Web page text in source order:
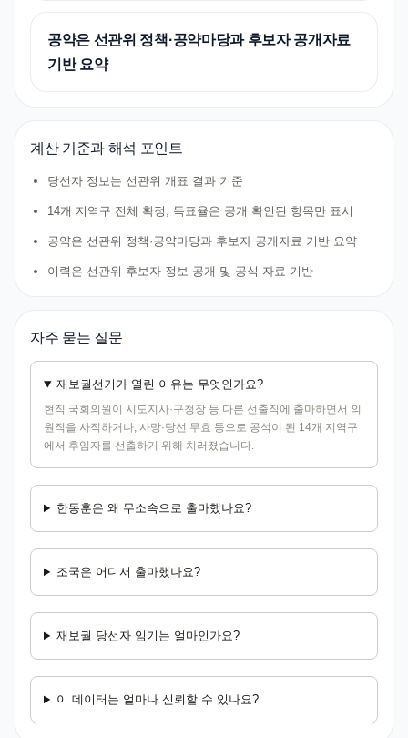
공약은 선관위 정책·공약마당과 후보자 공개자료
기반 요약
계산 기준과 해석 포인트
당선자 정보는 선관위 개표 결과 기준
14개 지역구 전체 확정, 득표율은 공개 확인된 항목만 표시
공약은 선관위 정책·공약마당과 후보자 공개자료 기반 요약
이력은 선관위 후보자 정보 공개 및 공식 자료 기반
자주 묻는 질문
재보궐선거가 열린 이유는 무엇인가요?
현직 국회의원이 시도지사·구청장 등 다른 선출직에 출마하면서 의
원직을 사직하거나, 사망·당선 무효 등으로 공석이 된 14개 지역구
에서 후임자를 선출하기 위해 치러졌습니다.
한동훈은 왜 무소속으로 출마했나요?
조국은 어디서 출마했나요?
재보궐 당선자 임기는 얼마인가요?
이 데이터는 얼마나 신뢰할 수 있나요?